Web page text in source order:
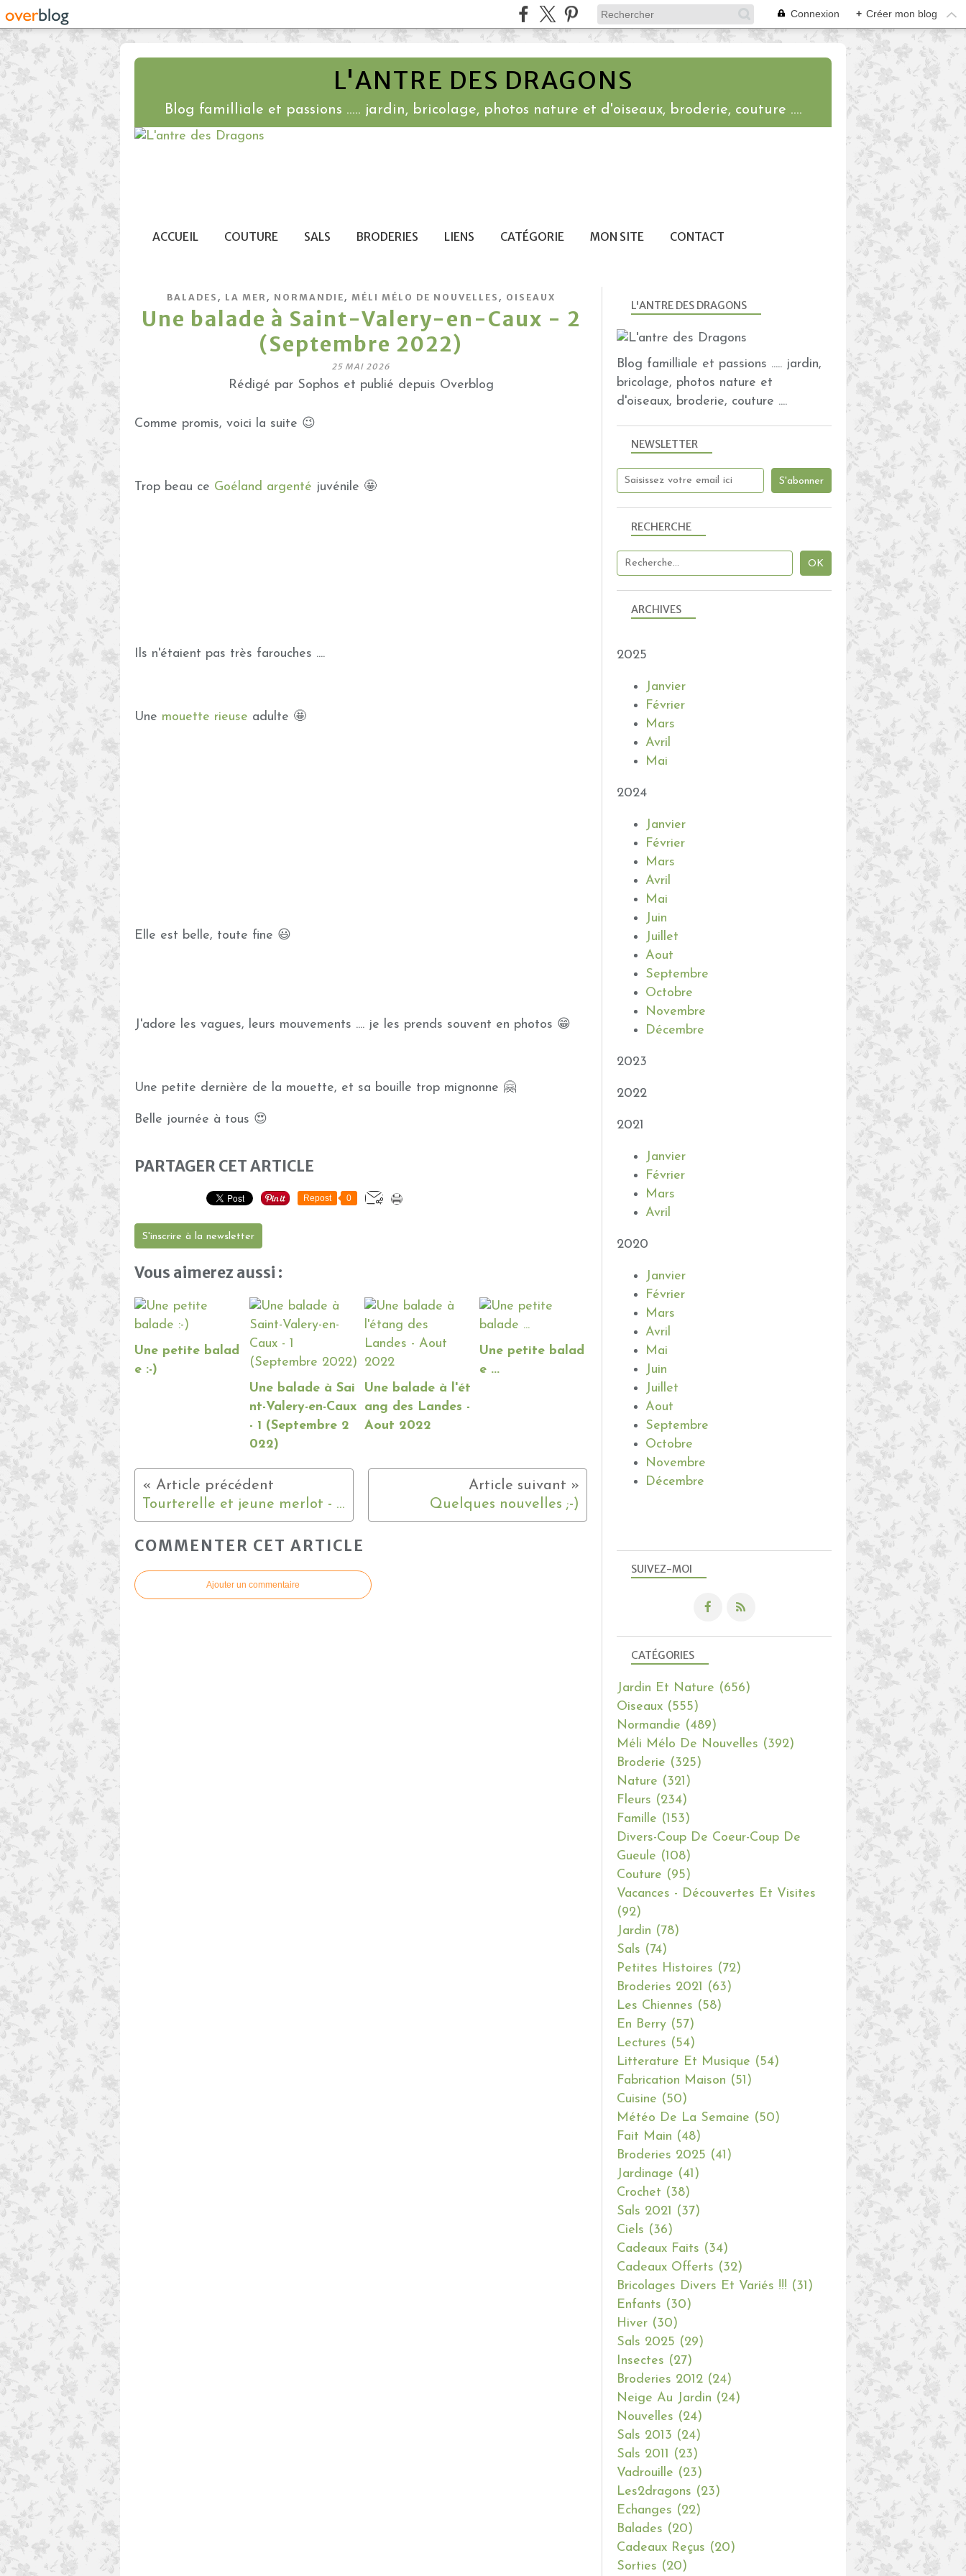
Connexion + Créer mon blog
L'ANTRE DES DRAGONS
Blog familliale et passions ..... jardin, bricolage, photos nature et d'oiseaux, broderie, couture ....
ACCUEIL COUTURE SALS BRODERIES LIENS CATÉGORIE MON SITE CONTACT
BALADES , LA MER, NORMANDIE, MÉLI MÉLO DE NOUVELLES , OISEAUX
Une balade à Saint-Valery-en-Caux - 2
(Septembre 2022)
25 MAI 2026
Rédigé par Sophos et publié depuis Overblog
Comme promis, voici la suite 😉
Trop beau ce Goéland argenté juvénile 🤩
Ils n'étaient pas très farouches ....
Une mouette rieuse adulte 🤩
Elle est belle, toute fine 😃
J'adore les vagues, leurs mouvements .... je les prends souvent en photos 😁
Une petite dernière de la mouette, et sa bouille trop mignonne 🤗
Belle journée à tous 😍
PARTAGER CET ARTICLE
Repost 0
S'inscrire à la newsletter
Vous aimerez aussi :
Une petite balad
e :-)
Une balade à Sai
nt-Valery-en-Caux
- 1 (Septembre 2
022)
Une balade à l'ét
ang des Landes -
Aout 2022
Une petite balad
e ...
Tourterelle et jeune merlot - (Septembre 2022) Quelques nouvelles ;-)
COMMENTER CET ARTICLE
Ajouter un commentaire
NEWSLETTER
SUIVEZ-MOI
RECHERCHE
L'ANTRE DES DRAGONS
Blog familliale et passions ..... jardin,
bricolage, photos nature et
d'oiseaux, broderie, couture ....
CATÉGORIES
Jardin Et Nature (656)
Oiseaux (555)
Normandie (489)
Méli Mélo De Nouvelles (392)
Broderie (325)
Nature (321)
Fleurs (234)
Famille (153)
Divers-Coup De Coeur-Coup De
Gueule (108)
Couture (95)
Vacances - Découvertes Et Visites
(92)
Jardin (78)
Sals (74)
Petites Histoires (72)
Broderies 2021
(63)
Les Chiennes (58)
En Berry (57)
Lectures (54)
Litterature Et Musique (54)
Fabrication Maison (51)
Cuisine (50)
Météo De La Semaine (50)
Fait Main (48)
Broderies 2025 (41)
Jardinage (41)
Crochet (38)
Sals 2021
(37)
Ciels (36)
Cadeaux Faits (34)
Cadeaux Offerts (32)
Bricolages Divers Et Variés !!! (31)
Enfants (30)
Hiver (30)
Sals 2025 (29)
Insectes (27)
Broderies 2012 (24)
Neige Au Jardin (24)
Nouvelles (24)
Sals 2013 (24)
Sals 2011
(23)
Vadrouille (23)
Les2dragons (23)
Echanges (22)
Balades (20)
Cadeaux Reçus (20)
Sorties (20)
ARCHIVES
2025
Janvier
Février
Mars
Avril
Mai
2024
Janvier
Février
Mars
Avril
Mai
Juin
Juillet
Aout
Septembre
Octobre
Novembre
Décembre
2023
2022
2021
Janvier
Février
Mars
Avril
2020
Janvier
Février
Mars
Avril
Mai
Juin
Juillet
Aout
Septembre
Octobre
Novembre
Décembre